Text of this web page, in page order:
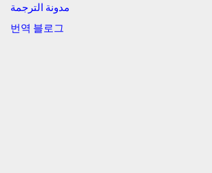
مدونة الترجمة
번역 블로그